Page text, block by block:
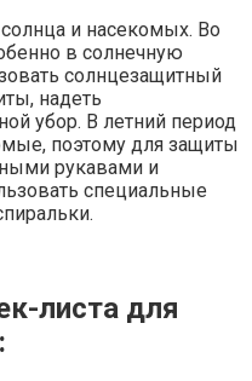
и насекомых. Во
в солнечную
солнцезащитный
надеть
убор. В летний период
поэтому для защиты
рукавами и
специальные
листа для